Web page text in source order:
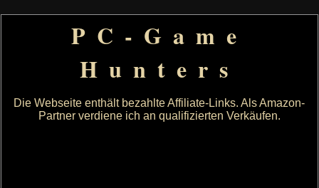
PC-Game
Hunters
Die Webseite enthält bezahlte Affiliate-Links. Als Amazon-
Partner verdiene ich an qualifizierten Verkäufen.